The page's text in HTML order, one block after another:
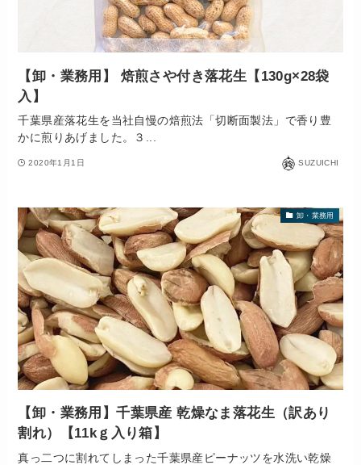
【卸・業務用】 焙煎さや付き落花生【130g×28袋
入】
千葉県産落花生を当社自慢の焙煎法「切断面製法」で香り豊
かに煎りあげました。３...
2020年1月1日 SUZUICHI
卸・業務用
【卸・業務用】千葉県産 乾燥なま落花生（訳あり
割れ）【11kｇ入り箱】
真っ二つに割れてしまった千葉県産ピーナッツを水洗い乾燥